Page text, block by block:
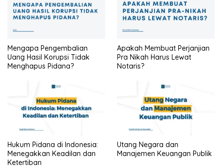
Mengapa Pengembalian
Uang Hasil Korupsi Tidak
Menghapus Pidana?
Apakah Membuat Perjanjian
Pra Nikah Harus Lewat
Notaris?
Hukum Pidana di Indonesia:
Menegakkan Keadilan dan
Ketertiban
Utang Negara dan
Manajemen Keuangan Publik